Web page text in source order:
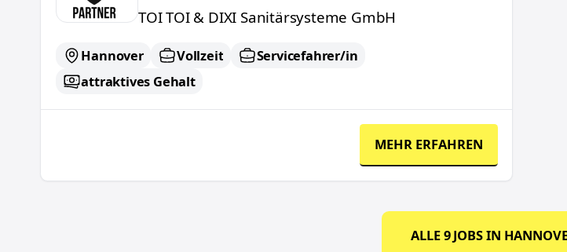
TOI TOI & DIXI Sanitärsysteme GmbH
Hannover Vollzeit
Servicefahrer/in
attraktives Gehalt
MEHR ERFAHREN
ALLE9JOBS IN